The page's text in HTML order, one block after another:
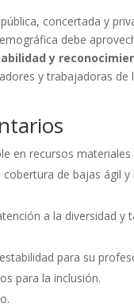
concertada y
debe
y
y trabajadoras de
en recursos materiales
de bajas ágil
a la diversidad y
para su
para la inclusión.